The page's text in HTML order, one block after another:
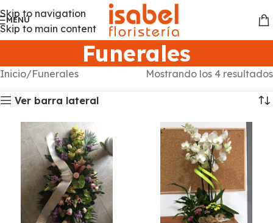
Skip to navigation
Skip to main content
MENÚ
Funerales
Inicio Funerales Mostrando los 4 resultados
Ver barra lateral